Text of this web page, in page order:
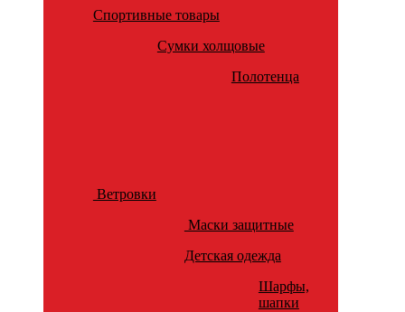
Спортивные товары
Сумки холщовые
Полотенца
Ветровки
Маски защитные
Детская одежда
Шарфы,
шапки